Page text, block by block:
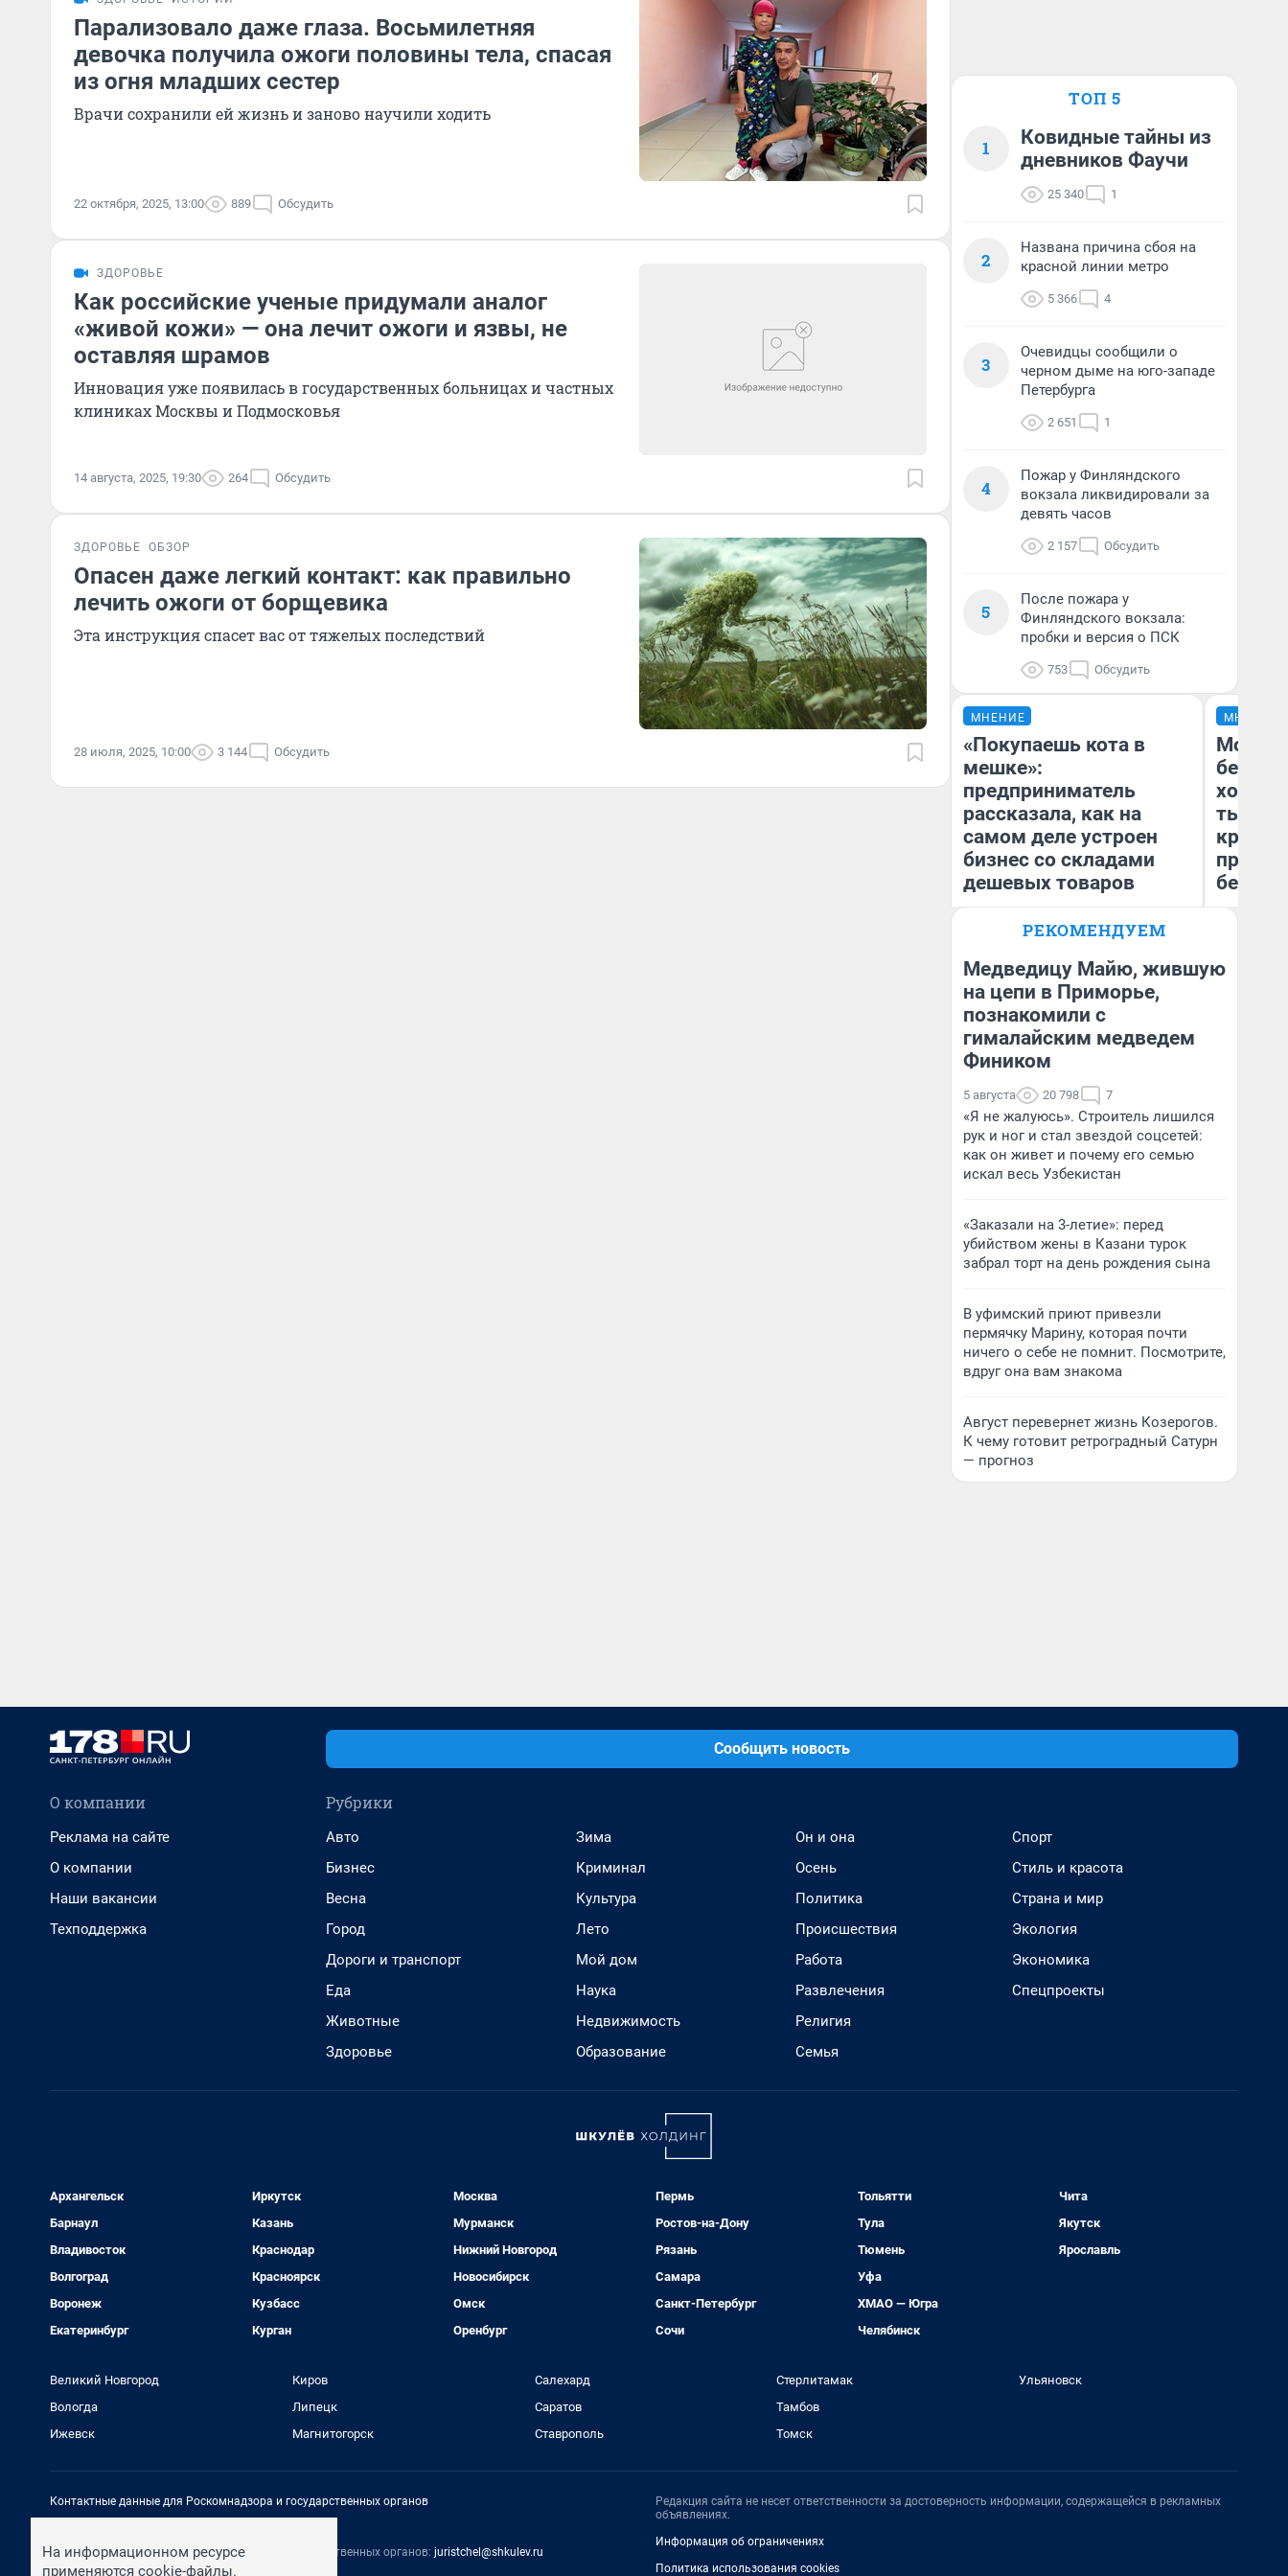
Парализовало даже глаза. Восьмилетняя
девочка получила ожоги половины тела, спасая
из огня младших сестер
Врачи сохранили ей жизнь и заново научили ходить
22 октября, 2025, 13:00 889 Обсудить
ЗДОРОВЬЕ
Как российские ученые придумали аналог
«живой кожи» — она лечит ожоги и язвы, не
оставляя шрамов
Инновация уже появилась в государственных больницах и частных
клиниках Москвы и Подмосковья
14 августа, 2025, 19:30 264 Обсудить
ЗДОРОВЬЕ ОБЗОР
Опасен даже легкий контакт: как правильно
лечить ожоги от борщевика
Эта инструкция спасет вас от тяжелых последствий
28 июля, 2025, 10:00 3 144 Обсудить
ТОП 5
1
Ковидные тайны из
дневников Фаучи
25 340 1
2
Названа причина сбоя на
красной линии метро
5 366 4
3
Очевидцы сообщили о
черном дыме на юго-западе
Петербурга
2 651 1
4
Пожар у Финляндского
вокзала ликвидировали за
девять часов
2 157 Обсудить
5
После пожара у
Финляндского вокзала:
пробки и версия о ПСК
753 Обсудить
МНЕНИЕ
«Покупаешь кота в
мешке»:
предприниматель
рассказала, как на
самом деле устроен
бизнес со складами
дешевых товаров
Наталья Шорохова
деньги соцразвития
МНЕНИЕ
Мой
хотела
тысяч,
РЕКОМЕНДУЕМ
Медведицу Майю, жившую
на цепи в Приморье,
познакомили с
гималайским медведем
Фиником
5 августа 20 798 7
«Я не жалуюсь». Строитель лишился
рук и ног и стал звездой соцсетей:
как он живет и почему его семью
искал весь Узбекистан
«Заказали на 3-летие»: перед
убийством жены в Казани турок
забрал торт на день рождения сына
В уфимский приют привезли
пермячку Марину, которая почти
ничего о себе не помнит. Посмотрите,
вдруг она вам знакома
Август перевернет жизнь Козерогов.
К чему готовит ретроградный Сатурн
— прогноз
Сообщить новость
О компании
Реклама на сайте
О компании
Наши вакансии
Техподдержка
Рубрики
Авто
Бизнес
Весна
Город
Дороги и транспорт
Еда
Животные
Здоровье
Зима
Криминал
Культура
Лето
Мой дом
Наука
Недвижимость
Образование
Он и она
Осень
Политика
Происшествия
Работа
Развлечения
Религия
Семья
Спорт
Стиль и красота
Страна и мир
Экология
Экономика
Спецпроекты
Архангельск
Барнаул
Владивосток
Волгоград
Воронеж
Екатеринбург
Иркутск
Казань
Краснодар
Красноярск
Кузбасс
Курган
Москва
Мурманск
Нижний Новгород
Новосибирск
Омск
Оренбург
Пермь
Ростов-на-Дону
Рязань
Самара
Санкт-Петербург
Сочи
Тольятти
Тула
Тюмень
Уфа
ХМАО — Югра
Челябинск
Чита
Якутск
Ярославль
Великий Новгород
Вологда
Ижевск
Киров
Липецк
Магнитогорск
Салехард
Саратов
Ставрополь
Стерлитамак
Тамбов
Томск
Ульяновск
Контактные данные для Роскомнадзора и государственных органов
Контактные данные для Роскомнадзора и государственных органов: juristchel@shkulev.ru
Техподдержка: help@shkulev.ru
Редакция сайта не несет ответственности за достоверность информации, содержащейся в рекламных
объявлениях.
Информация об ограничениях
Политика использования cookies
На информационном ресурсе
применяются cookie-файлы.